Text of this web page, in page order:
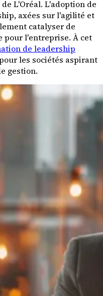
L'Oréal. L'adoption de
axées sur l'agilité et
catalyser de
pour l'entreprise. À cet
de leadership
les sociétés aspirant
gestion.